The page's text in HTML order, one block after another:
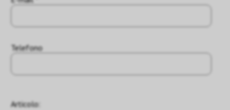
Telefono
Articolo: